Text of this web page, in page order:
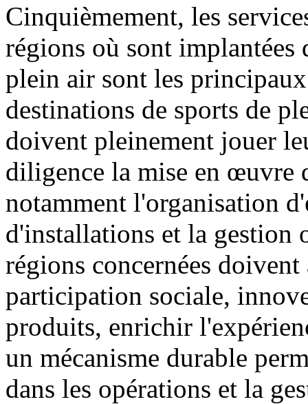
Cinquièmement, les
régions où sont implantées
plein air sont les
destinations de sports de
doivent pleinement jouer
diligence la mise en œuvre
notamment l'organisation
d'installations et la gestion
régions concernées
participation sociale,
produits, enrichir
un mécanisme durable
dans les opérations et la